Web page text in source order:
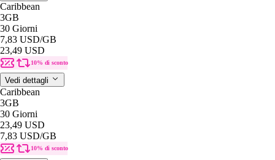
Caribbean
3GB
30 Giorni
7,83 USD/GB
23,49 USD
10% di sconto
Vedi dettagli
Caribbean
3GB
30 Giorni
23,49 USD
7,83 USD/GB
10% di sconto